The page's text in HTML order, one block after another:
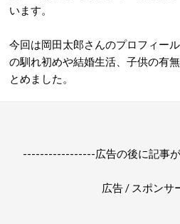
います。
今回は岡田太郎さんのプロフィー
の馴れ初めや結婚生活、子供の有
とめました。
-----------------広告の後に記事
広告 / スポンサ